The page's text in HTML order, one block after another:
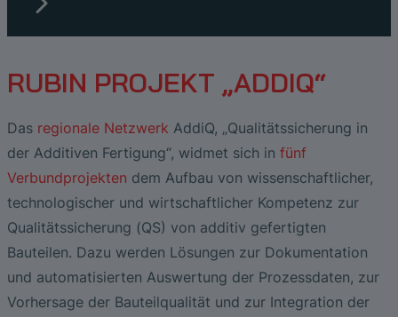
RUBIN PROJEKT „ADDIQ“
Das regionale Netzwerk AddiQ, „Qualitätssicherung in
der Additiven Fertigung“, widmet sich in fünf
Verbundprojekten dem Aufbau von wissenschaftlicher,
technologischer und wirtschaftlicher Kompetenz zur
Qualitätssicherung (QS) von additiv gefertigten
Bauteilen. Dazu werden Lösungen zur Dokumentation
und automatisierten Auswertung der Prozessdaten, zur
Vorhersage der Bauteilqualität und zur Integration der